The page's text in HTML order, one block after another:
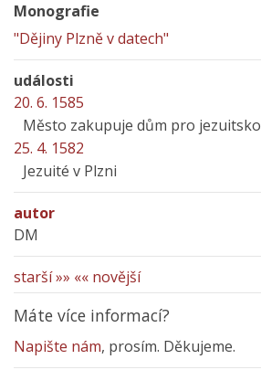
Monografie
"Dějiny Plzně v datech"
události
20. 6. 1585
Město zakupuje dům pro
25. 4. 1582
Jezuité v Plzni
autor
DM
starší »» «« novější
Máte více informací?
Napište nám, prosím. Děkujeme.